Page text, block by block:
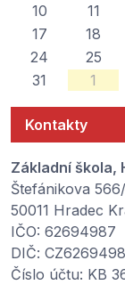
10
11
17
18
24
25
31
1
Kontakty
Základní škola,
Štefánikova
50011 Hradec
IČO: 62694987
DIČ:
Číslo účtu: KB